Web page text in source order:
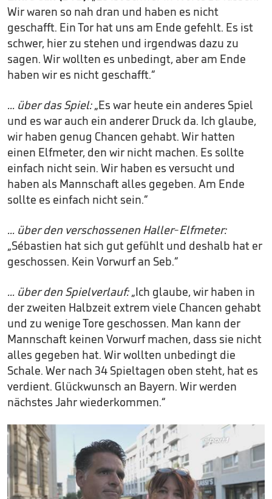
Wir waren so nah dran und haben es nicht
geschafft. Ein Tor hat uns am Ende gefehlt. Es ist
schwer, hier zu stehen und irgendwas dazu zu
sagen. Wir wollten es unbedingt, aber am Ende
haben wir es nicht geschafft.“
... über das Spiel:„Es war heute ein anderes Spiel
und es war auch ein anderer Druck da. Ich glaube,
wir haben genug Chancen gehabt. Wir hatten
einen Elfmeter, den wir nicht machen. Es sollte
einfach nicht sein. Wir haben es versucht und
haben als Mannschaft alles gegeben. Am Ende
sollte es einfach nicht sein.“
... über den verschossenen Haller-Elfmeter:
„Sébastien hat sich gut gefühlt und deshalb hat er
geschossen. Kein Vorwurf an Seb.“
... über den Spielverlauf:„Ich glaube, wir haben in
der zweiten Halbzeit extrem viele Chancen gehabt
und zu wenige Tore geschossen. Man kann der
Mannschaft keinen Vorwurf machen, dass sie nicht
alles gegeben hat. Wir wollten unbedingt die
Schale. Wer nach 34 Spieltagen oben steht, hat es
verdient. Glückwunsch an Bayern. Wir werden
nächstes Jahr wiederkommen.“